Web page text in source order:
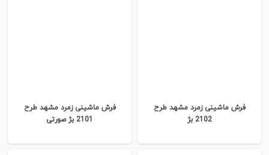
فرش ماشینی زمرد مشهد طرح
2102 بژ
فرش ماشینی زمرد مشهد طرح
2101 بژ صورتی